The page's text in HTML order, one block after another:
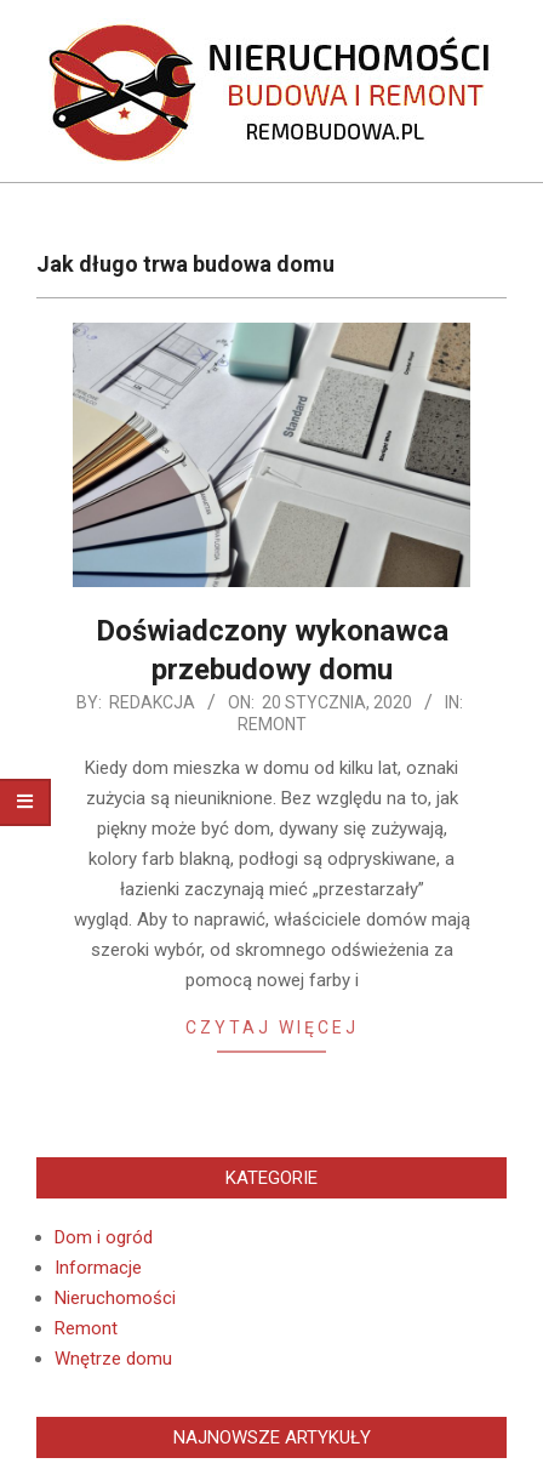
content
REMOBUDOWA.PL
NavigationJak długo trwa budowa domu
Doświadczony wykonawca
przebudowy domu
2020-
20
BY: REDAKCJA ON: 20 STYCZNIA, 2020
IN:
REMONT
Kiedy dom mieszka w domu od kilku lat, oznaki
zużycia są nieuniknione. Bez względu na to, jak
piękny może być dom, dywany się zużywają,
kolory farb blakną, podłogi są odpryskiwane, a
łazienki zaczynają mieć „przestarzały”
wygląd. Aby to naprawić, właściciele domów mają
szeroki wybór, od skromnego odświeżenia za
pomocą nowej farby i
CZYTAJ WIĘCEJ
KATEGORIE
Dom i ogród
Informacje
Nieruchomości
Remont
Wnętrze domu
NAJNOWSZE ARTYKUŁY